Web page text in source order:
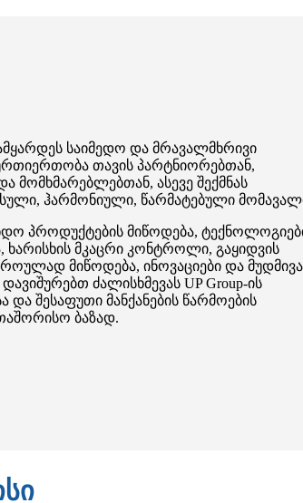
საიმედო და მრავალმხრივი
თავის პარტნიორებთან,
მომხმარებლებთან, ასევე შექმნას
ჰარმონიული, წარმატებული
პროდუქტების მიწოდება,
ხარისხის მკაცრი კონტროლი, გაყიდვის
მიწოდება, ინოვაციები და
ძალისხმევას UP Group-ის
და შესაფუთი მანქანების წარმოების
ბაზად.